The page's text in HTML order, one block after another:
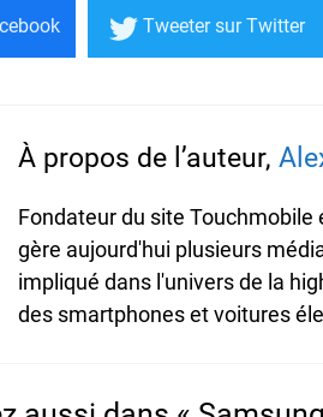
Tweetersur Twitter
À propos de l’auteur,
Fondateur du site Touchmobile
gère aujourd'hui plusieurs
impliqué dans l'univers de la
des smartphones et voitures